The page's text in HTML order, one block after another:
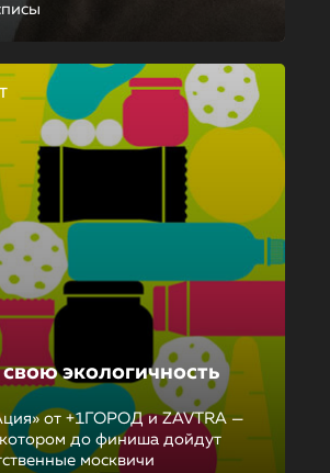
экологичность
от +1ГОРОД и ZAVTRA —
котором до финиша дойдут
москвичи